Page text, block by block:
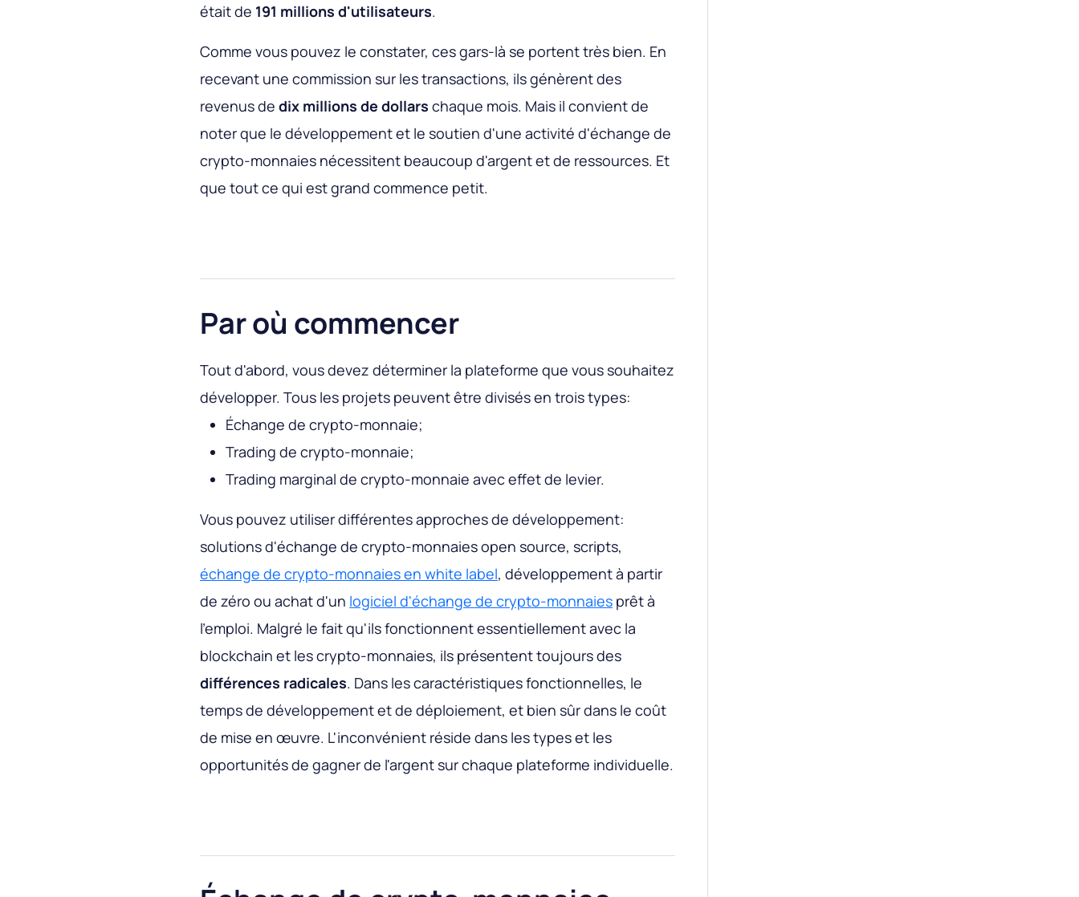
était de 191 millions d'utilisateurs.
Comme vous pouvez le constater, ces gars-là se portent très bien. En
recevant une commission sur les transactions, ils génèrent des
revenus de dix millions de dollars chaque mois. Mais il convient de
noter que le développement et le soutien d'une activité d'échange de
crypto-monnaies nécessitent beaucoup d'argent et de ressources. Et
que tout ce qui est grand commence petit.
Par où commencer
Tout d'abord, vous devez déterminer la plateforme que vous souhaitez
développer. Tous les projets peuvent être divisés en trois types:
Échange de crypto-monnaie;
Trading de crypto-monnaie;
Trading marginal de crypto-monnaie avec effet de levier.
Vous pouvez utiliser différentes approches de développement:
solutions d'échange de crypto-monnaies open source, scripts,
échange de crypto-monnaies en white label, développement à partir
de zéro ou achat d'un logiciel d'échange de crypto-monnaies prêt à
l'emploi. Malgré le fait qu'ils fonctionnent essentiellement avec la
blockchain et les crypto-monnaies, ils présentent toujours des
différences radicales. Dans les caractéristiques fonctionnelles, le
temps de développement et de déploiement, et bien sûr dans le coût
de mise en œuvre. L'inconvénient réside dans les types et les
opportunités de gagner de l'argent sur chaque plateforme individuelle.